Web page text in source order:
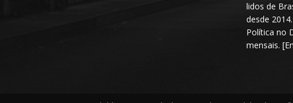
lidos de
desde
Política no
mensais.